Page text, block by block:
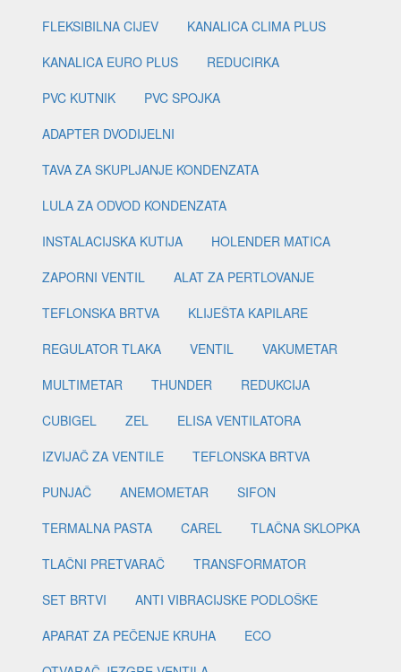
FLEKSIBILNA CIJEV
KANALICA CLIMA PLUS
KANALICA EURO PLUS
REDUCIRKA
PVC KUTNIK
PVC SPOJKA
ADAPTER DVODIJELNI
TAVA ZA SKUPLJANJE KONDENZATA
LULA ZA ODVOD KONDENZATA
INSTALACIJSKA KUTIJA
HOLENDER MATICA
ZAPORNI VENTIL
ALAT ZA PERTLOVANJE
TEFLONSKA BRTVA
KLIJEŠTA KAPILARE
REGULATOR TLAKA
VENTIL
VAKUMETAR
MULTIMETAR
THUNDER
REDUKCIJA
CUBIGEL
ZEL
ELISA VENTILATORA
IZVIJAČ ZA VENTILE
TEFLONSKA BRTVA
PUNJAČ
ANEMOMETAR
SIFON
TERMALNA PASTA
CAREL
TLAČNA SKLOPKA
TLAČNI PRETVARAČ
TRANSFORMATOR
SET BRTVI
ANTI VIBRACIJSKE PODLOŠKE
APARAT ZA PEČENJE KRUHA
ECO